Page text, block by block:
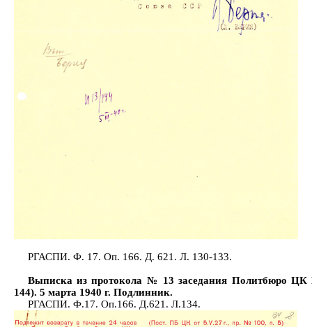
РГАСПИ. Ф. 17. Оп. 166. Д. 621. Л. 130-133.
Выписка из протокола № 13 заседания Политбюро
144). 5 марта 1940 г. Подлинник.
РГАСПИ. Ф.17. Оп.166. Д.621. Л.134.